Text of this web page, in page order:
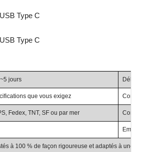
Type C
Type C
jours Délai
que vous exigez
Fedex, TNT, SF ou par mer
à 100 % de façon rigoureuse et adaptés à une